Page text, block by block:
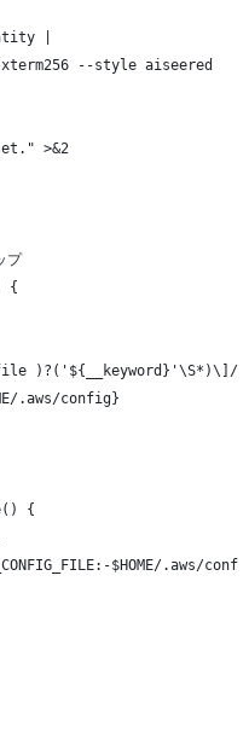
|
--style aiseered
>&2
プ
{
)?('${__keyword}'\S*)\]/
.aws/config}
{
$HOME/.aws/